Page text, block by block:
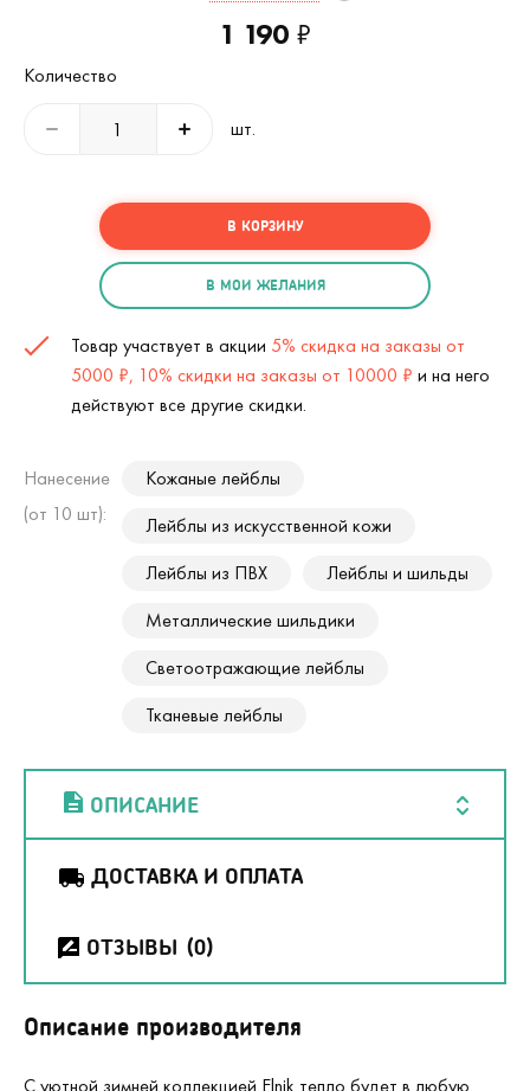
1 190₽
Количество
шт.
В КОРЗИНУ
В МОИ ЖЕЛАНИЯ
Товар участвует в акции 5% скидка на заказы от
5000 ₽, 10% скидки на заказы от 10000 ₽ и на него
действуют все другие скидки.
Нанесение
(от 10 шт):
Кожаные лейблы
Лейблы из искусственной кожи
Лейблы из ПВХ
Лейблы и шильды
Металлические шильдики
Светоотражающие лейблы
Тканевые лейблы
ОПИСАНИЕ
ДОСТАВКА И ОПЛАТА
ОТЗЫВЫ (0)
Описание производителя
С уютной зимней коллекцией Elnik тепло будет в любую